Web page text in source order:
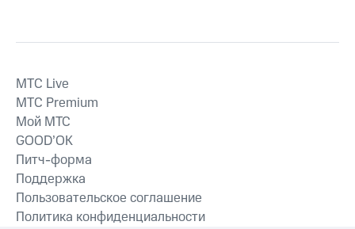
MTС Live
MTС Premium
Мой МТС
GOOD’OK
Питч-форма
Поддержка
Пользовательское соглашение
Политика конфиденциальности